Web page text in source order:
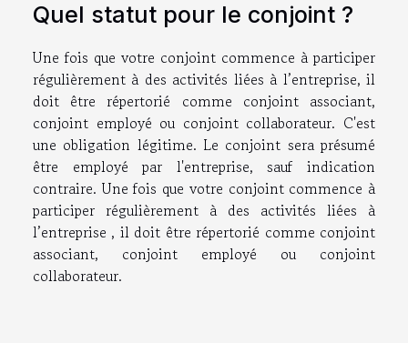
Quel statut pour le conjoint ?
Une fois que votre conjoint commence à participer
régulièrement à des activités liées à l’entreprise, il
doit être répertorié comme conjoint associant,
conjoint employé ou conjoint collaborateur. C'est
une obligation légitime. Le conjoint sera présumé
être employé par l'entreprise, sauf indication
contraire. Une fois que votre conjoint commence à
participer régulièrement à des activités liées à
l’entreprise , il doit être répertorié comme conjoint
associant, conjoint employé ou conjoint
collaborateur.